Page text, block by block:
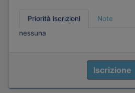
Priorità iscrizioni
Note
nessuna
Iscrizione